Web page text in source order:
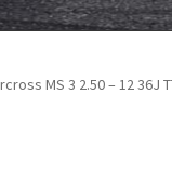
MS 3 2.50 – 12 36J